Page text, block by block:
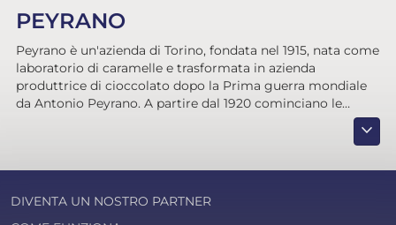
PEYRANO
Peyrano è un'azienda di Torino, fondata nel 1915, nata come
laboratorio di caramelle e trasformata in azienda
produttrice di cioccolato dopo la Prima guerra mondiale
da Antonio Peyrano. A partire dal 1920 cominciano le
forniture regolari alla famiglia reale italiana. La tradizione
gelatine alla frutta.
expand_more
DIVENTA UN NOSTRO PARTNER